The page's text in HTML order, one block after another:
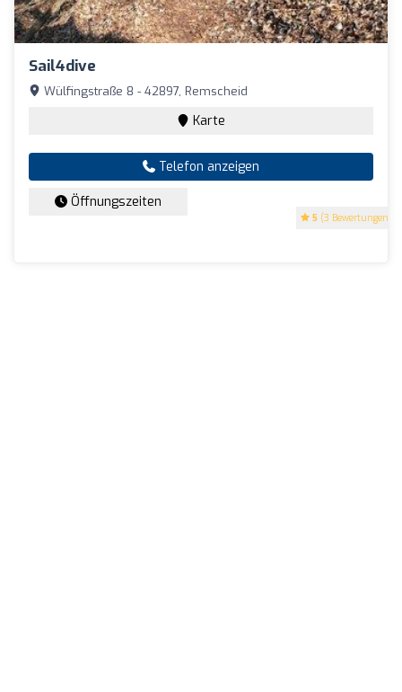
Sail4dive
5 (3 Bewertungen)
Wülfingstraße 8 - 42897, Remscheid
Karte
Telefon anzeigen
Öffnungszeiten